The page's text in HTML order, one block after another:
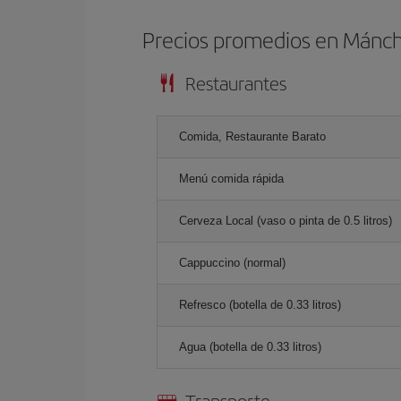
Precios promedios en
Restaurantes
Comida, Restaurante Barato
Menú comida rápida
Cerveza Local (vaso o pinta de 0.5 litros)
Cappuccino (normal)
Refresco (botella de 0.33 litros)
Agua (botella de 0.33 litros)